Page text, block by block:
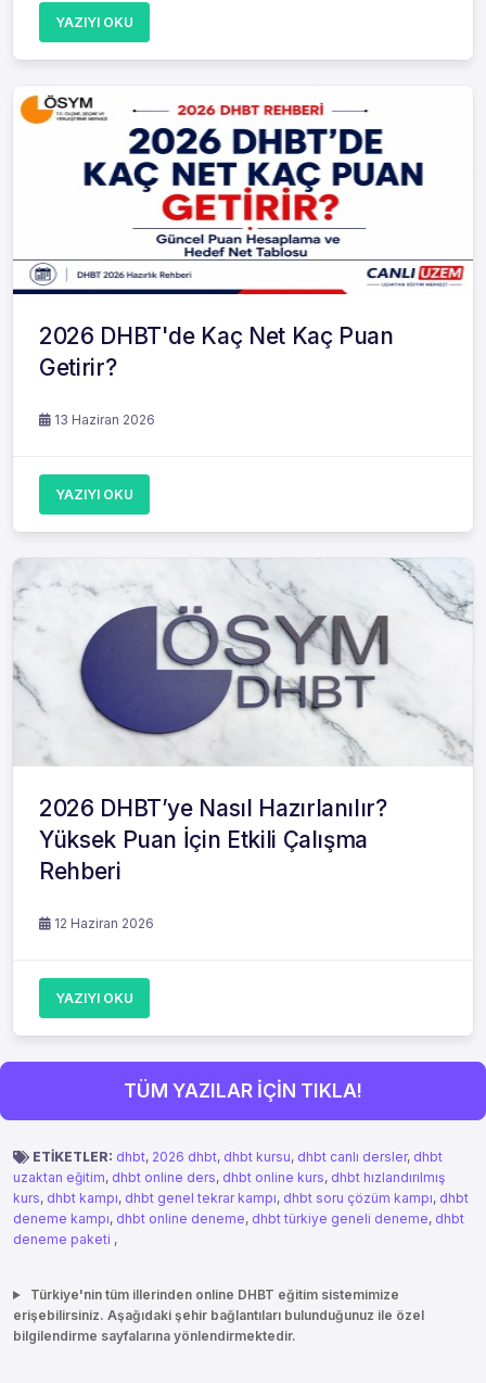
YAZIYI OKU
2026 DHBT'de Kaç Net Kaç Puan
Getirir?
13 Haziran 2026
YAZIYI OKU
2026 DHBT’ye Nasıl Hazırlanılır?
Yüksek Puan İçin Etkili Çalışma
Rehberi
12 Haziran 2026
YAZIYI OKU
TÜM YAZILAR İÇİN TIKLA!
ETİKETLER: dhbt, 2026 dhbt, dhbt kursu, dhbt canlı dersler, dhbt
uzaktan eğitim, dhbt online ders, dhbt online kurs, dhbt hızlandırılmış
kurs, dhbt kampı, dhbt genel tekrar kampı, dhbt soru çözüm kampı, dhbt
deneme kampı, dhbt online deneme, dhbt türkiye geneli deneme, dhbt
deneme paketi ,
Türkiye'nin tüm illerinden online DHBT eğitim sistemimize
erişebilirsiniz. Aşağıdaki şehir bağlantıları bulunduğunuz ile özel
bilgilendirme sayfalarına yönlendirmektedir.